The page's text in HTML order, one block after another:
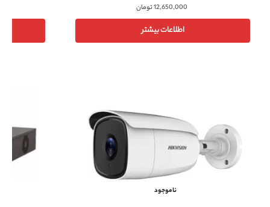
12,650,000تومان
اطلاعات بیشتر
ناموجود